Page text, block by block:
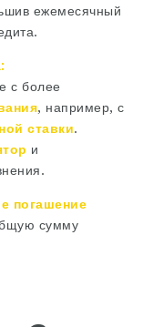
ежемесячный
с более
‚ например‚ с
ставки.
и
погашение
сумму